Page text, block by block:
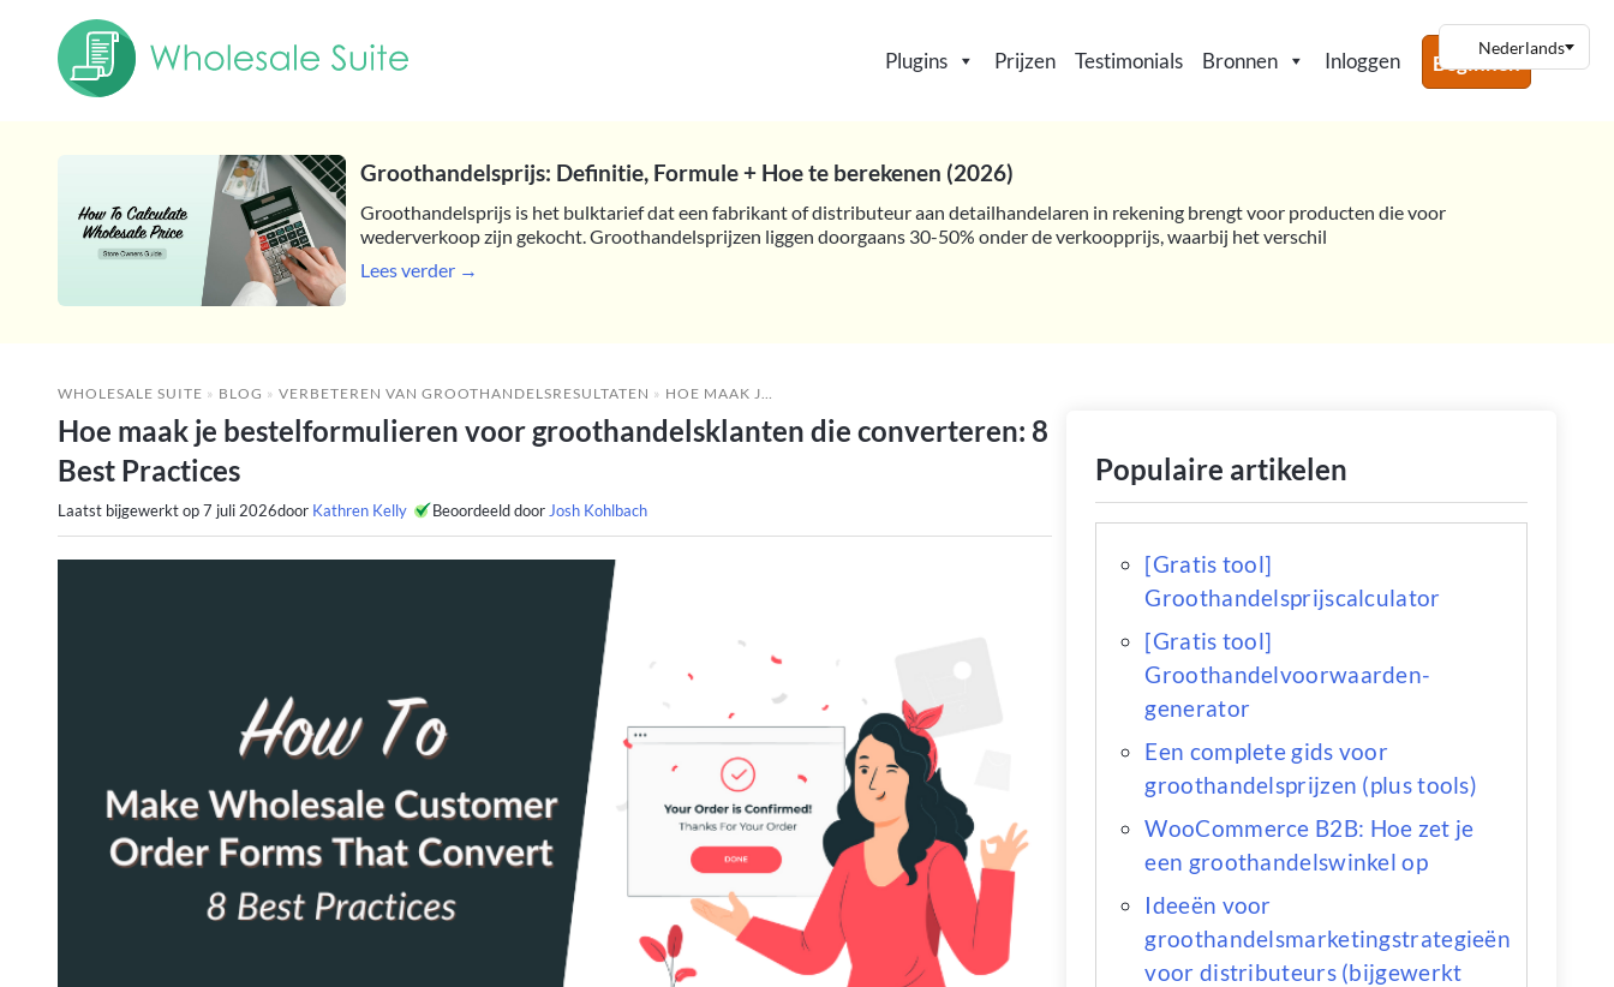
Plugins Prijzen Testimonials Bronnen Inloggen Beginnen
Groothandelsprijs: Definitie, Formule + Hoe te berekenen (2026)
Groothandelsprijs is het bulktarief dat een fabrikant of distributeur aan detailhandelaren in rekening brengt voor producten die voor
wederverkoop zijn gekocht. Groothandelsprijzen liggen doorgaans 30-50% onder de verkoopprijs, waarbij het verschil
Lees verder →
WHOLESALE SUITE » BLOG » VERBETEREN VAN GROOTHANDELSRESULTATEN » HOE MAAK JE BESTELFORMULIEREN VOOR GROOTHANDELSKLANTEN DIE CONVERTEREN: 8 BEST PRACTICES
Hoe maak je bestelformulieren voor groothandelsklanten die converteren: 8
Best Practices
Laatst bijgewerkt op7 juli 2026door Kathren Kelly Beoordeeld door Josh Kohlbach
Populaire artikelen
[Gratis tool]
Groothandelsprijscalculator
[Gratis tool]
Groothandelvoorwaarden-
generator
Een complete gids voor
groothandelsprijzen (plus tools)
WooCommerce B2B: Hoe zet je
een groothandelswinkel op
Ideeën voor
groothandelsmarketingstrategieën
voor distributeurs (bijgewerkt